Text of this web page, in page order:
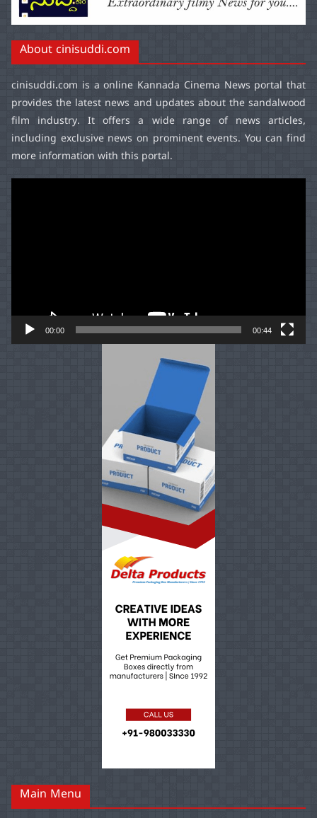
About cinisuddi.com
cinisuddi.com is a online Kannada Cinema News portal that
provides the latest news and updates about the sandalwood
film industry. It offers a wide range of news articles,
including exclusive news on prominent events. You can find
more information with this portal.
00:00 00:44
Main Menu